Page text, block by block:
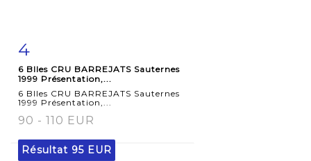
détaillée
4
6 Blles CRU BARREJATS Sauternes
1999 Présentation,...
6 Blles CRU BARREJATS Sauternes
1999 Présentation,...
90 - 110 EUR
Résultat 95 EUR